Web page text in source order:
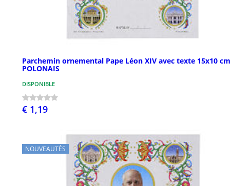
Parchemin ornemental Pape Léon XIV avec texte 15x10 cm
POLONAIS
DISPONIBLE
€ 1,19
NOUVEAUTÉS